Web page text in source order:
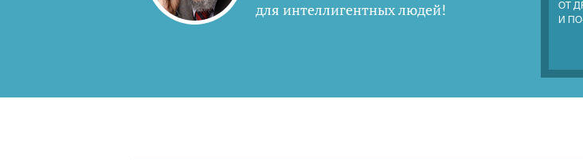
для интеллигентных людей!
ОТ
И